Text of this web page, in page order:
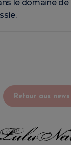
le domaine de
Retour aux news